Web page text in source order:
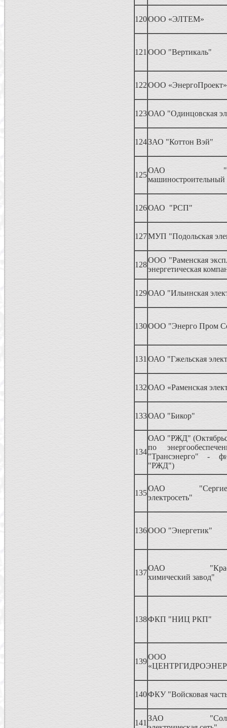
120ООО «ЭЛТЕМ»
121 ООО "Вертикаль"
122ООО «ЭнергоПроект»
123ОАО "Одинцовская
124ЗАО "Коттон Вэй"
125
ОАО
машиностроительный
126ОАО "РСП"
127МУП "Подольская
128
ООО "Раменская
энергетическая
129ОАО "Ильинская
130ООО "Энерго Пром
131 ОАО "Гжельская
132ОАО «Раменская
133ОАО "Бикор"
134
ОАО "РЖД"
по
"Трансэнерго" -
"РЖД")
135
ОАО "Сергиево-
электросеть"
136ООО "Энергетик"
137
ОАО
химический завод"
138ФКП "НИЦ РКП"
139
ООО
140ФКУ "Войсковая
141
ЗАО